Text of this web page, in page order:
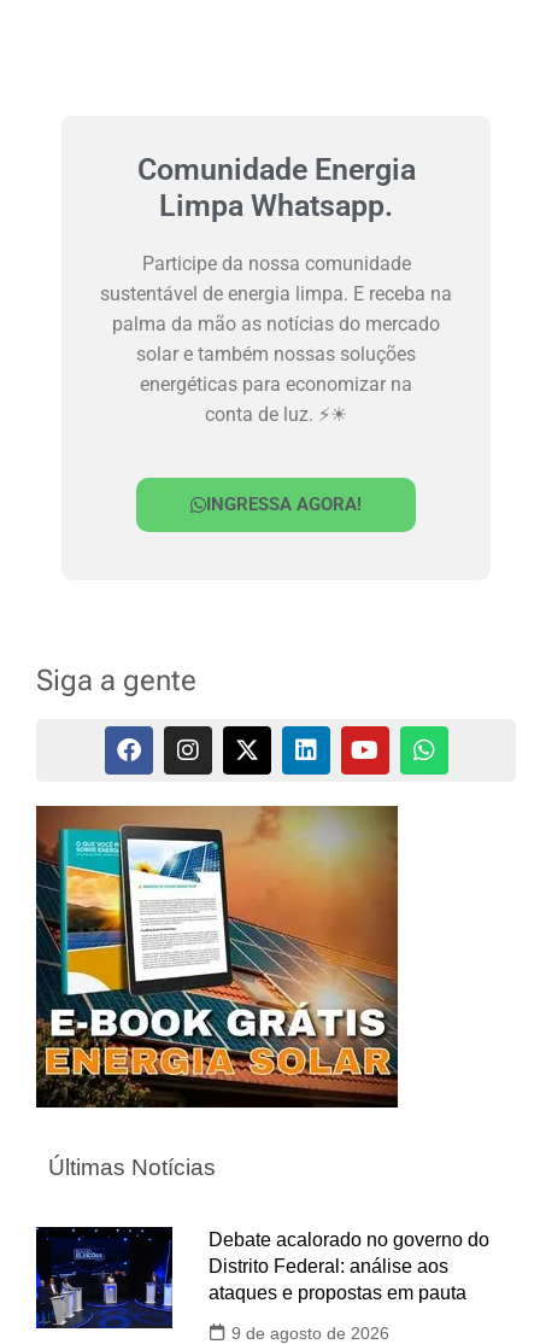
Comunidade Energia
Limpa Whatsapp.
Participe da nossa comunidade
sustentável de energia limpa. E receba na
palma da mão as notícias do mercado
solar e também nossas soluções
energéticas para economizar na
conta de luz. ⚡☀
INGRESSA AGORA!
Siga a gente
Últimas Notícias
Debate acalorado no governo do
Distrito Federal: análise aos
ataques e propostas em pauta
9 de agosto de 2026